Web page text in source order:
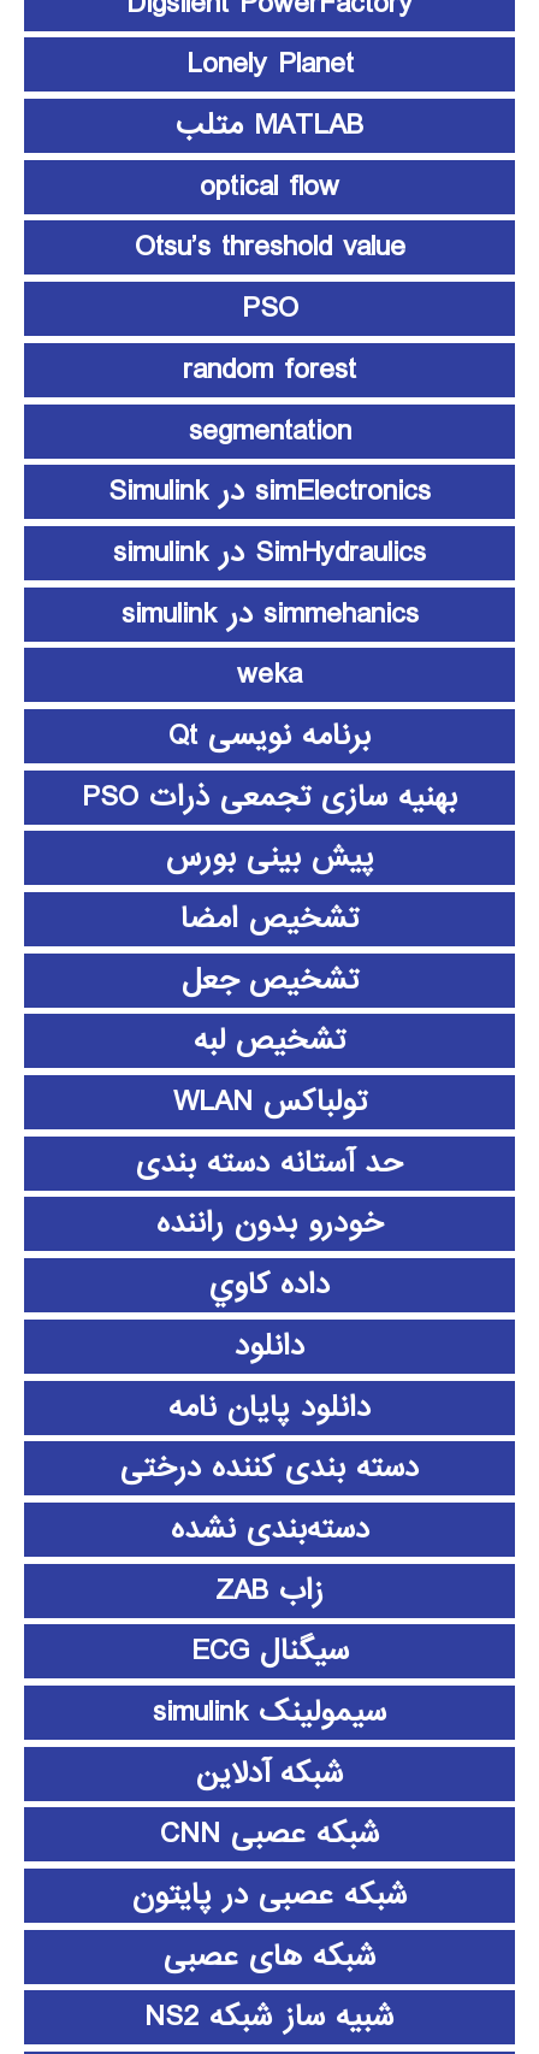
Lonely Planet
MATLAB متلب
optical flow
Otsu’s threshold value
PSO
random forest
segmentation
simElectronics در Simulink
SimHydraulics در simulink
simmehanics در simulink
weka
برنامه نویسی Qt
بهنیه سازی تجمعی ذرات PSO
پیش بینی بورس
تشخیص امضا
تشخیص جعل
تشخیص لبه
تولباکس WLAN
حد آستانه دسته بندی
خودرو بدون راننده
داده كاوي
دانلود
دانلود پايان نامه
دسته بندی کننده درختی
دسته‌بندی نشده
زاب ZAB
سیگنال ECG
سیمولینک simulink
شبکه آدلاین
شبکه عصبی CNN
شبکه عصبی در پایتون
شبکه های عصبی
شبیه ساز شبکه NS2